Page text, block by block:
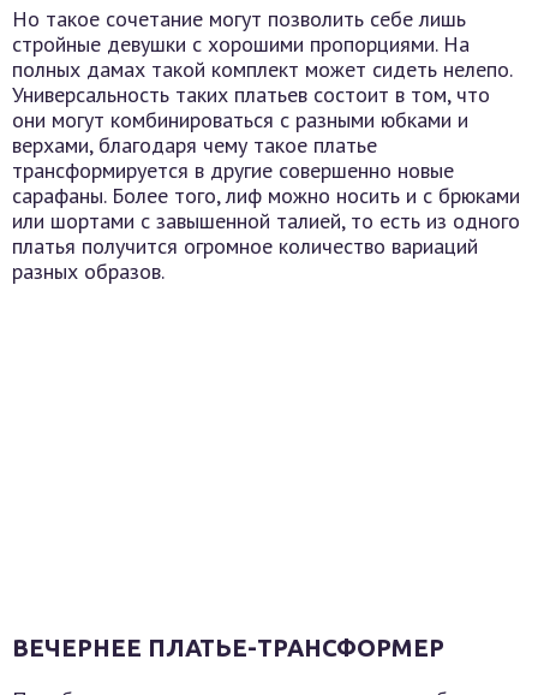
Но такое сочетание могут позволить себе лишь
стройные девушки с хорошими пропорциями. На
полных дамах такой комплект может сидеть нелепо.
Универсальность таких платьев состоит в том, что
они могут комбинироваться с разными юбками и
верхами, благодаря чему такое платье
трансформируется в другие совершенно новые
сарафаны. Более того, лиф можно носить и с брюками
или шортами с завышенной талией, то есть из одного
платья получится огромное количество вариаций
разных образов.
ВЕЧЕРНЕЕ ПЛАТЬЕ-ТРАНСФОРМЕР